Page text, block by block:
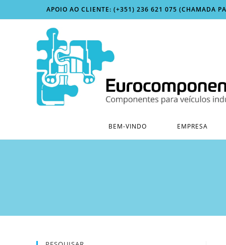
to
APOIO AO CLIENTE: (+351) 236 621 075 (CHAMADA
BEM-VINDO EMPRESA